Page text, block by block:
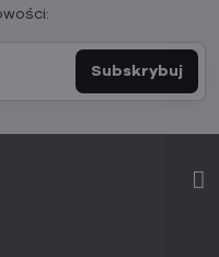
Subskrybuj